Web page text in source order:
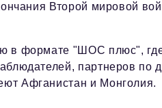
Второй мировой
в формате "ШОС плюс",
партнеров по
Афганистан и Монголия.